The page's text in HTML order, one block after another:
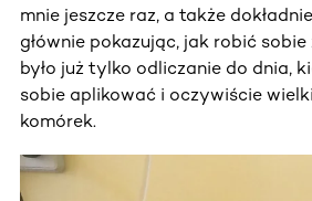
mnie jeszcze raz, a także
głównie pokazując, jak robić
było już tylko odliczanie do dnia,
sobie aplikować i oczywiście
komórek.